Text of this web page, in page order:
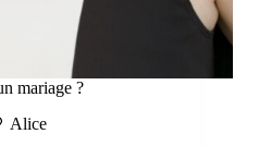
mariage ?
Alice